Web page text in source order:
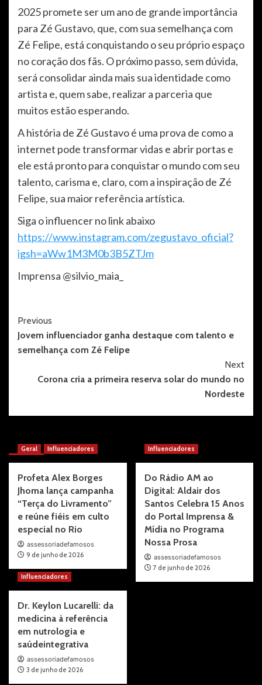
2025 promete ser um ano de grande importância
para Zé Gustavo, que, com sua semelhança com
Zé Felipe, está conquistando o seu próprio espaço
no coração dos fãs. O próximo passo, sem dúvida,
será consolidar ainda mais sua identidade como
artista e, quem sabe, realizar a parceria que
muitos estão esperando.
A história de Zé Gustavo é uma prova de como a
internet pode transformar vidas e abrir portas e
ele está pronto para conquistar o mundo com seu
talento, carisma e, claro, com a inspiração de Zé
Felipe, sua maior referência artística.
Siga o influencer no link abaixo
https://www.instagram.com/zegustavo_oficial?
igsh=aWw1M3M0b3B5ZTJm
Imprensa @silvio_maia_
Post
Navigation
Previous
Jovem influenciador ganha destaque com talento e
semelhança com Zé Felipe
Next
Corona cria a primeira reserva solar do mundo no
Nordeste
More Stories
Geral Influenciadores
Profeta Alex Borges
Jhoma lança campanha
“Terça do Livramento”
e reúne fiéis em culto
especial no Rio
assessoriadefamosos
9 de junho de 2026
Influenciadores
Do Rádio AM ao
Digital: Aldair dos
Santos Celebra 15 Anos
do Portal Imprensa &
Mídia no Programa
Nossa Prosa
assessoriadefamosos
7 de junho de 2026
Influenciadores
Dr. Keylon Lucarelli: da
medicina à referência
em nutrologia e
saúdeintegrativa
assessoriadefamosos
3 de junho de 2026